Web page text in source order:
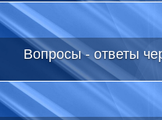
Вопросы - ответы